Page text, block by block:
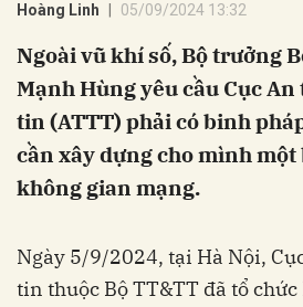
Hoàng Linh 05/09/2024 13:32
Ngoài vũ khí số, Bộ trưởng
Mạnh Hùng yêu cầu Cục
tin (ATTT) phải có binh
cần xây dựng cho mình
không gian mạng.
Ngày 5/9/2024, tại Hà Nội,
tin thuộc Bộ TT&TT đã tổ